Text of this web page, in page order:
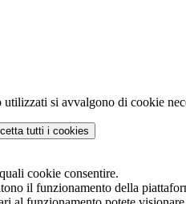
si avvalgono di cookie
tutti i cookies
cookie consentire.
il funzionamento della